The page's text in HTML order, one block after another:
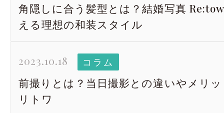
角隠しに合う髪型とは？結婚写真
える理想の和装スタイル
2023.10.18 コラム
前撮りとは？当日撮影との違いやメリ
リトワ